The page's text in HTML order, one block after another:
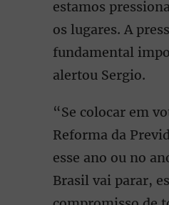
estamos
os lugares. A
fundamental
alertou Sergio.
“Se colocar em
Reforma da
esse ano ou no
Brasil vai parar,